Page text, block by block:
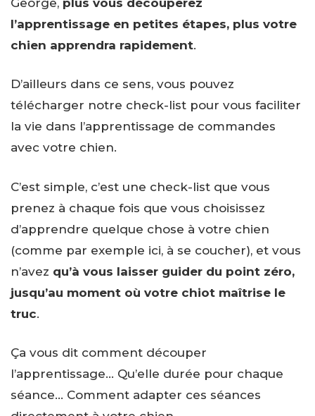
l’apprentissage en petites étapes, plus votre
chien apprendra rapidement.
D’ailleurs dans ce sens, vous pouvez
télécharger notre check-list pour vous faciliter
la vie dans l’apprentissage de commandes
avec votre chien.
C’est simple, c’est une check-list que vous
prenez à chaque fois que vous choisissez
d’apprendre quelque chose à votre chien
(comme par exemple ici, à se coucher), et vous
n’avez qu’à vous laisser guider du point zéro,
jusqu’au moment où votre chiot maîtrise le
truc.
Ça vous dit comment découper
l’apprentissage… Qu’elle durée pour chaque
séance… Comment adapter ces séances